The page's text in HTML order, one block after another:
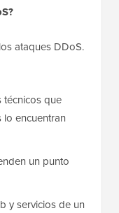
ataques DDoS.
técnicos que
encuentran
un punto
y servicios de un